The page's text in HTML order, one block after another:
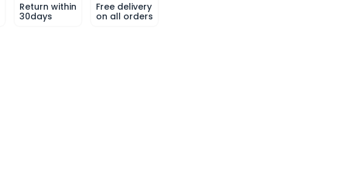
Return within
30days
Free delivery
on all orders